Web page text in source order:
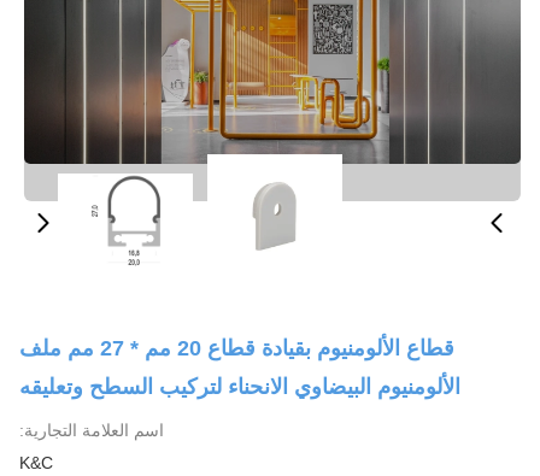
قطاع الألومنيوم بقيادة قطاع 20 مم * 27 مم ملف
الألومنيوم البيضاوي الانحناء لتركيب السطح وتعليقه
اسم العلامة التجارية:
K&C